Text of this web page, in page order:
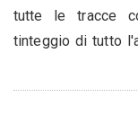
tutte le tracce
tinteggio di tutto